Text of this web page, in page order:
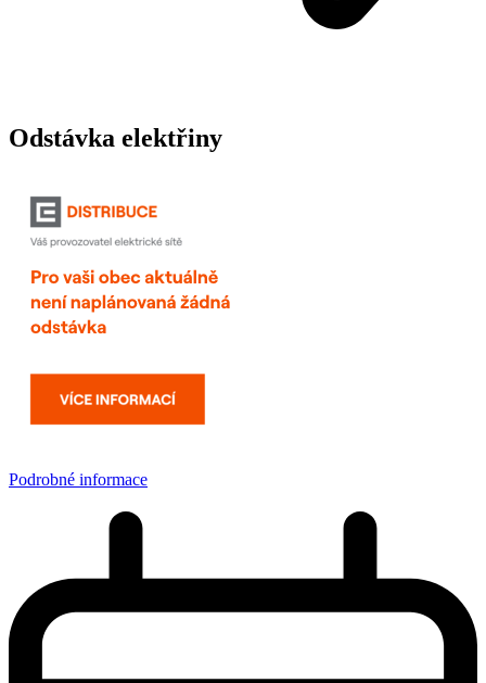
Odstávka elektřiny
Podrobné informace